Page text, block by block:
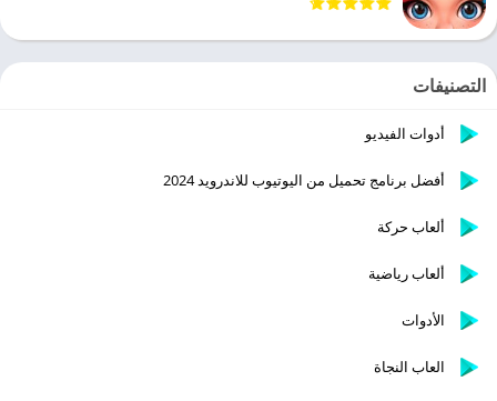
التصنيفات
أدوات الفيديو
أفضل برنامج تحميل من اليوتيوب للاندرويد 2024
ألعاب حركة
ألعاب رياضية
الأدوات
العاب النجاة